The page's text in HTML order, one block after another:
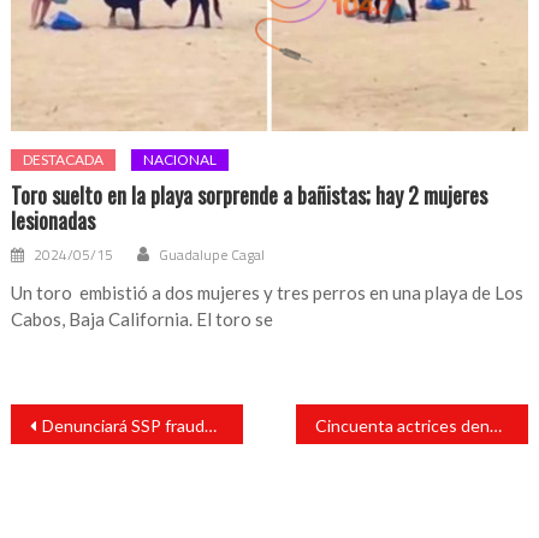
DESTACADA NACIONAL
Toro suelto en la playa sorprende a bañistas; hay 2 mujeres
lesionadas
2024/05/15 Guadalupe Cagal
Un toro embistió a dos mujeres y tres perros en una playa de Los
Cabos, Baja California. El toro se
Navegación
entradas
Denunciará SSP fraude con cámaras de videovigilancia Cincuenta actrices denunciarán acoso y abuso sexual en Argentina